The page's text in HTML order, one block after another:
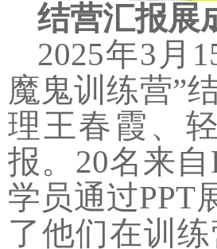
结营汇报展
2025年3 月
魔鬼训练营”
理王春霞、
报。 20名来
学员通过PPT
了他们在训